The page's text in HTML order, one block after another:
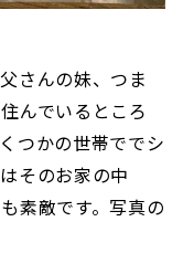
さんの妹、つま
んでいるところ
つかの世帯ででシ
そのお家の中
素敵です。写真の